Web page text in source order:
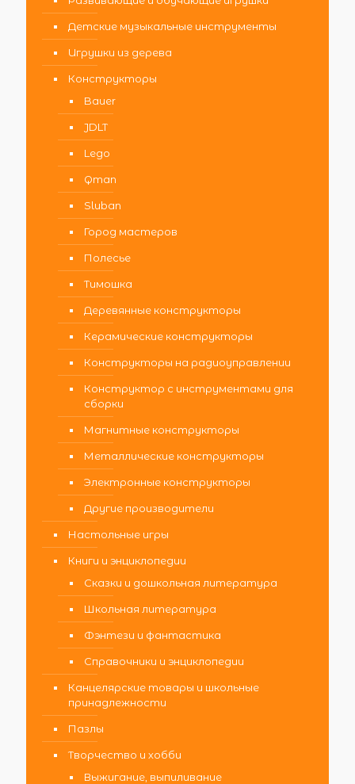
Детские музыкальные инструменты
Игрушки из дерева
Конструкторы
Bauer
JDLT
Lego
Qman
Sluban
Город мастеров
Полесье
Тимошка
Деревянные конструкторы
Керамические конструкторы
Конструкторы на радиоуправлении
Конструктор с инструментами для
сборки
Магнитные конструкторы
Металлические конструкторы
Электронные конструкторы
Другие производители
Настольные игры
Книги и энциклопедии
Сказки и дошкольная литература
Школьная литература
Фэнтези и фантастика
Справочники и энциклопедии
Канцелярские товары и школьные
принадлежности
Пазлы
Творчество и хобби
Выжигание, выпиливание